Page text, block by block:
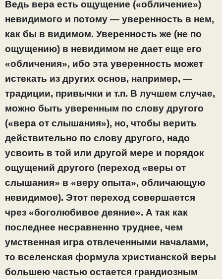
Ведь вера есть ощущение («обличение»)
невидимого и потому — уверенность в нем,
как бы в видимом. Уверенность же (не по
ощущению) в невидимом не дает еще его
«обличения», ибо эта уверенность может
истекать из других основ, например, —
традиции, привычки и т.п. В лучшем случае,
можно быть уверенным по слову другого
(«вера от слышания»), но, чтобы верить
действительно по слову другого, надо
усвоить в той или другой мере и порядок
ощущений другого (переход «веры от
слышания» в «веру опыта», обличающую
невидимое). Этот переход совершается
чрез «боголюбивое деяние». А так как
последнее несравненно труднее, чем
умственная игра отвлеченными началами,
то вселенская формула христианской веры
большею частью остается грандиозным